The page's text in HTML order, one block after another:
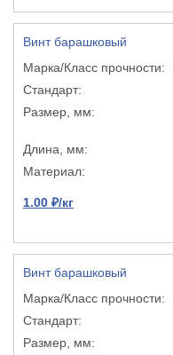
Винт барашковый
1.00 ₽/кг
Винт барашковый